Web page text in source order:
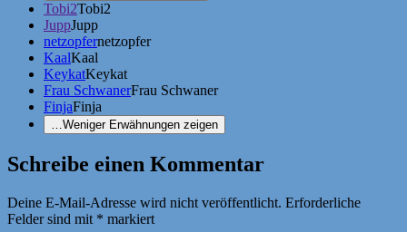
Tobi2Tobi2
JuppJupp
netzopfernetzopfer
KaalKaal
KeykatKeykat
Frau SchwanerFrau Schwaner
FinjaFinja
…Weniger Erwähnungen zeigen
Schreibe einen Kommentar
Deine E-Mail-Adresse wird nicht veröffentlicht. Erforderliche
Felder sind mit * markiert